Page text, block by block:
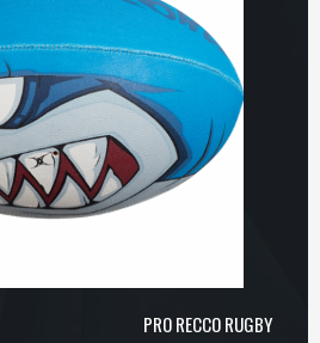
PRO RECCO RUGBY